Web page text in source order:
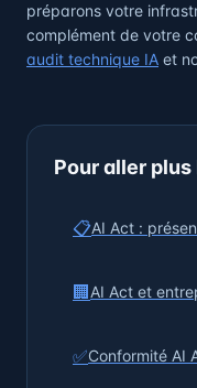
préparons votre
complément de votre
audit technique IA et
Pour aller plus
📋AI Act :
🏢 AI Act et
✅Conformité AI